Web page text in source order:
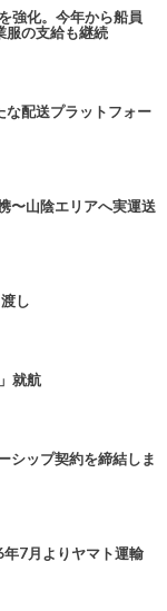
強化。今年から船員
服の支給も継続
配送プラットフォー
〜山陰エリアへ実運送
し
就航
シップ契約を締結しま
年7月よりヤマト運輸